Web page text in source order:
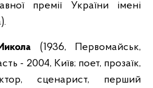
премії України імені
(1936, Первомайськ,
- 2004, Київ; поет, прозаїк,
сценарист, перший